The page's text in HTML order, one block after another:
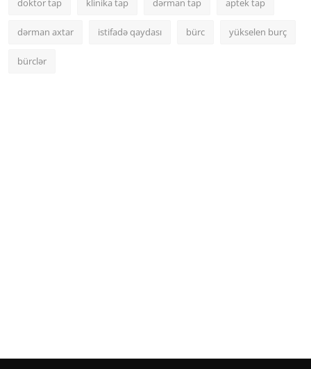
doktor tap klinika tap dərman tap aptek tap
dərman axtar istifadə qaydası bürc yükselen burç
bürclər